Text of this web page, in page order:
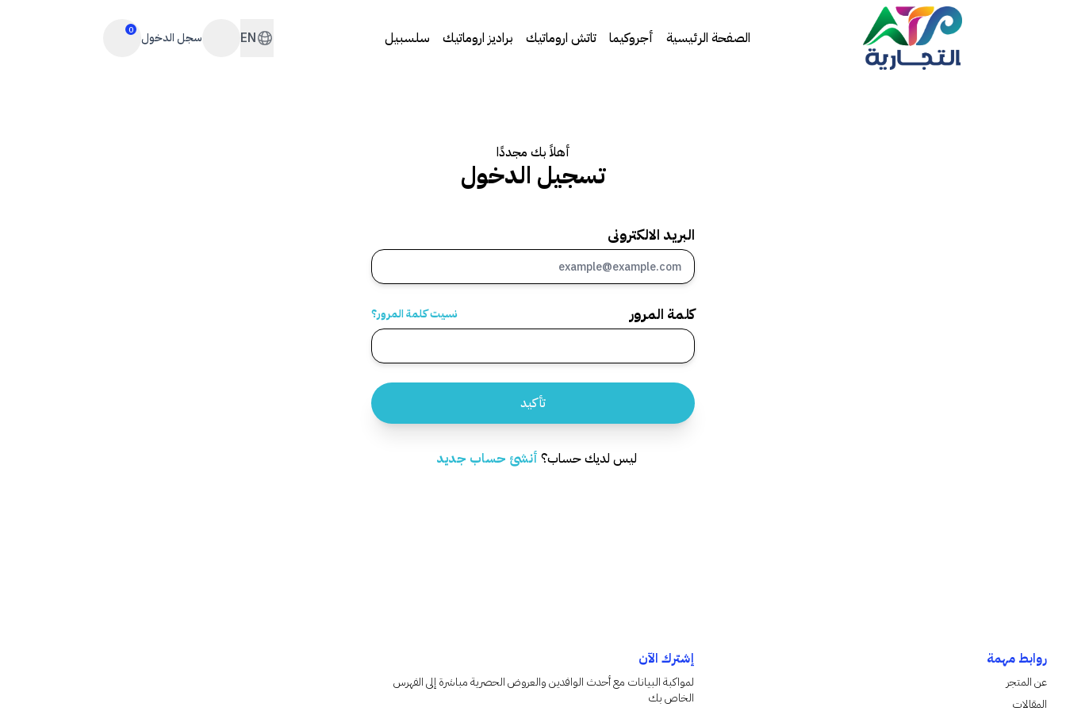
الصفحة الرئيسية أجروكيما تاتش اروماتيك براديز اروماتيك سلسبيل EN سجل الدخول 0
أهلاً بك مجددًا
تسجيل الدخول
البريد الالكترونى
كلمة المرور نسيت كلمة المرور؟
تأكيد
ليس لديك حساب؟ أنشئ حساب جديد
روابط مهمة
عن المتجر
المقالات
إشترك الآن
لمواكبة البيانات مع أحدث الوافدين والعروض الحصرية مباشرة إلى الفهرس
الخاص بك